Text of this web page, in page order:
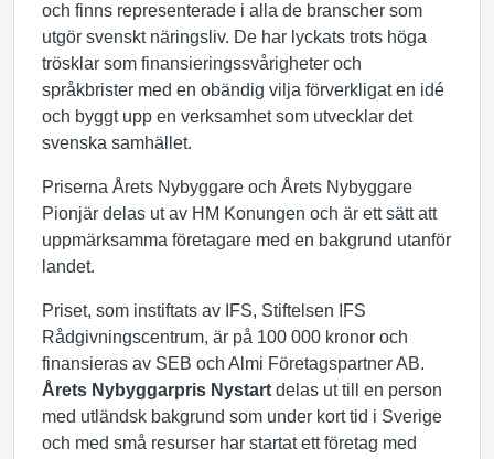
och finns representerade i alla de branscher som
utgör svenskt näringsliv. De har lyckats trots höga
trösklar som finansieringssvårigheter och
språkbrister med en obändig vilja förverkligat en idé
och byggt upp en verksamhet som utvecklar det
svenska samhället.
Priserna Årets Nybyggare och Årets Nybyggare
Pionjär delas ut av HM Konungen och är ett sätt att
uppmärksamma företagare med en bakgrund utanför
landet.
Priset, som instiftats av IFS, Stiftelsen IFS
Rådgivningscentrum, är på 100 000 kronor och
finansieras av SEB och Almi Företagspartner AB.
Årets Nybyggarpris Nystart delas ut till en person
med utländsk bakgrund som under kort tid i Sverige
och med små resurser har startat ett företag med